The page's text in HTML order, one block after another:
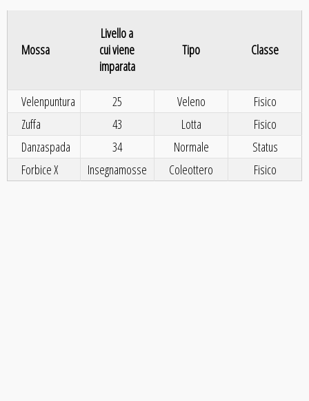
Mossa
Livello a
cui viene
imparata
Tipo Classe
Velenpuntura 25 Veleno
Fisico
Zuffa
43 Lotta
Fisico
Danzaspada
34 Normale
Status
Forbice X
Insegnamosse Coleottero Fisico